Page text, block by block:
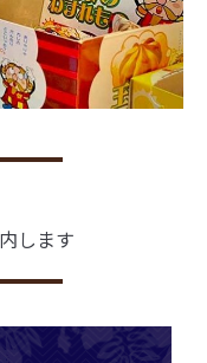
します